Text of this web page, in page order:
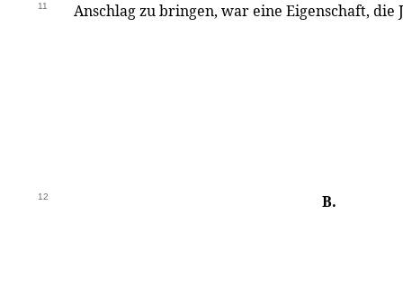
11 Anschlag zu bringen, war eine Eigenschaft, die
12 B.